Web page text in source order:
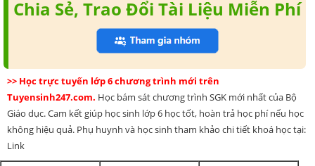
Chia Sẻ, Trao Đổi Tài Liệu Miễn Phí
>> Học trực tuyến lớp 6 chương trình mới trên
Tuyensinh247.com. Học bám sát chương trình SGK mới nhất của Bộ
Giáo dục. Cam kết giúp học sinh lớp 6 học tốt, hoàn trả học phí nếu học
không hiệu quả. Phụ huynh và học sinh tham khảo chi tiết khoá học tại:
Link